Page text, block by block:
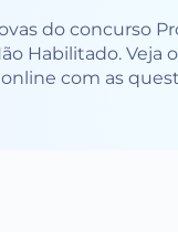
do concurso
Habilitado. Veja
com as